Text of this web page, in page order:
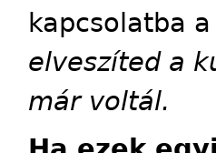
kapcsolatba
elveszíted a
már voltál.